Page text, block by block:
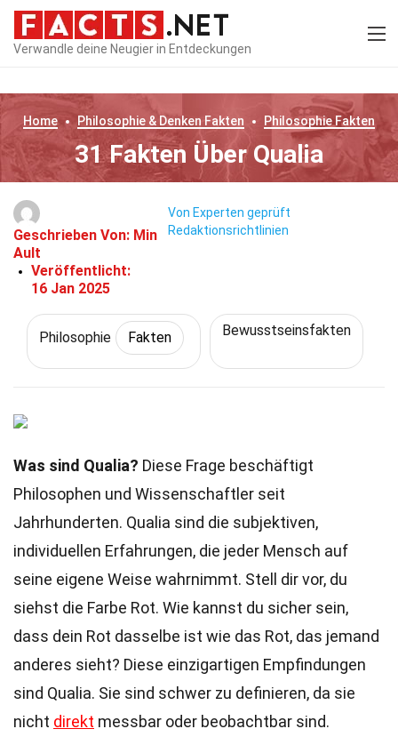
Verwandle deine Neugier in Entdeckungen
Home Philosophie & Denken Fakten Philosophie Fakten
31 Fakten Über Qualia
Geschrieben Von: Min
Ault
Veröffentlicht:
16 Jan 2025
Von Experten geprüft
Redaktionsrichtlinien
Philosophie Fakten Bewusstseinsfakten
Was sind Qualia? Diese Frage beschäftigt
Philosophen und Wissenschaftler seit
Jahrhunderten. Qualia sind die subjektiven,
individuellen Erfahrungen, die jeder Mensch auf
seine eigene Weise wahrnimmt. Stell dir vor, du
siehst die Farbe Rot. Wie kannst du sicher sein,
dass dein Rot dasselbe ist wie das Rot, das jemand
anderes sieht? Diese einzigartigen Empfindungen
sind Qualia. Sie sind schwer zu definieren, da sie
nicht direkt messbar oder beobachtbar sind.